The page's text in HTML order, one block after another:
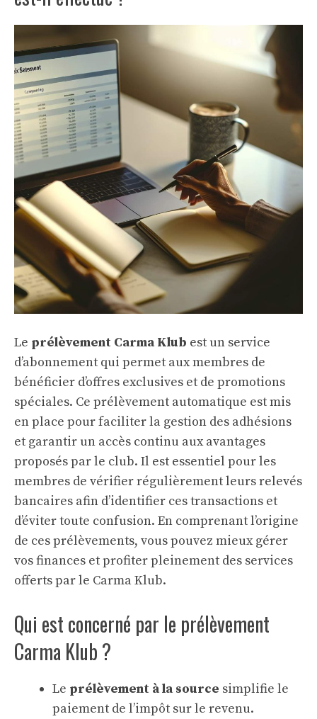
Le prélèvement Carma Klub est un service
d’abonnement qui permet aux membres de
bénéficier d’offres exclusives et de promotions
spéciales. Ce prélèvement automatique est mis
en place pour faciliter la gestion des adhésions
et garantir un accès continu aux avantages
proposés par le club. Il est essentiel pour les
membres de vérifier régulièrement leurs relevés
bancaires afin d’identifier ces transactions et
d’éviter toute confusion. En comprenant l’origine
de ces prélèvements, vous pouvez mieux gérer
vos finances et profiter pleinement des services
offerts par le Carma Klub.
Qui est concerné par le prélèvement
Carma Klub ?
Le prélèvement à la source simplifie le
paiement de l’impôt sur le revenu.